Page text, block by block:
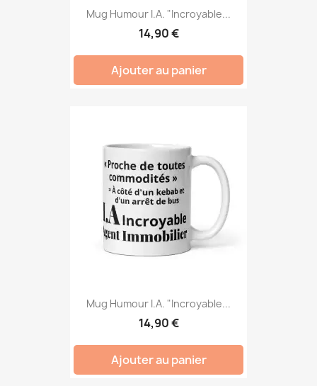
Mug Humour I.A. "Incroyable...
14,90 €
Ajouter au panier
Mug Humour I.A. "Incroyable...
14,90 €
Ajouter au panier